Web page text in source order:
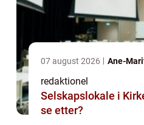
07 august 2026 Ane-
redaktionel
Selskapslokale i
se etter?